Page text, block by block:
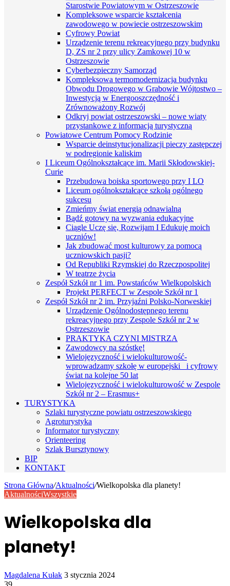
Starostwie Powiatowym w Ostrzeszowie
Kompleksowe wsparcie kształcenia
zawodowego w powiecie ostrzeszowskim
Cyfrowy Powiat
Urządzenie terenu rekreacyjnego przy budynku
D, ZS nr 2 przy ulicy Zamkowej 10 w
Ostrzeszowie
Cyberbezpieczny Samorząd
Kompleksowa termomodernizacja budynku
Obwodu Drogowego w Grabowie Wójtostwo –
Inwestycją w Energooszczędność i
Zrównoważony Rozwój
Odkryj powiat ostrzeszowski – nowe wiaty
przystankowe z informacją turystyczną
Powiatowe Centrum Pomocy Rodzinie
Wsparcie deinstytucjonalizacji pieczy zastępczej
w podregionie kaliskim
I Liceum Ogólnokształcące im. Marii Skłodowskiej-
Curie
Przebudowa boiska sportowego przy I LO
Liceum ogólnokształcące szkołą ogólnego
sukcesu
Zmieńmy świat energią odnawialną
Bądź gotowy na wyzwania edukacyjne
Ciągle Uczę się, Rozwijam I Edukuję moich
uczniów!
Jak zbudować most kulturowy za pomocą
uczniowskich pasji?
Od Republiki Rzymskiej do Rzeczpospolitej
W teatrze życia
Zespół Szkół nr 1 im. Powstańców Wielkopolskich
Projekt PERFECT w Zespole Szkół nr 1
Zespół Szkół nr 2 im. Przyjaźni Polsko-Norweskiej
Urządzenie Ogólnodostępnego terenu
rekreacyjnego przy Zespole Szkół nr 2 w
Ostrzeszowie
PRAKTYKA CZYNI MISTRZA
Zawodowcy na szóstkę!
Wielojęzyczność i wielokulturowość-
wprowadzamy szkołę w europejski i cyfrowy
świat na kolejne 50 lat
Wielojęzyczność i wielokulturowość w Zespole
Szkół nr 2 – Erasmus+
TURYSTYKA
Szlaki turystyczne powiatu ostrzeszowskiego
Agroturystyka
Informator turystyczny
Orienteering
Szlak Bursztynowy
BIP
KONTAKT
Strona Główna/Aktualności/Wielkopolska dla planety!
AktualnościWszystkie
Wielkopolska dla
planety!
Magdalena Kułak Send
3 stycznia 2024
39